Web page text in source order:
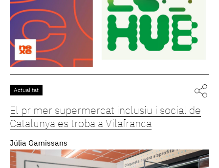
Actualitat
El primer supermercat inclusiu i social de
Catalunya es troba a Vilafranca
Júlia Gamissans